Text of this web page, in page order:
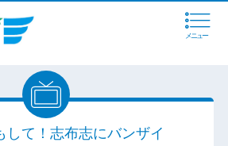
メニュー
して！志布志にバンザイ